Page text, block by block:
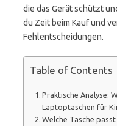
die das Gerät schützt
du Zeit beim Kauf und
Fehlentscheidungen.
Table of Contents
Praktische Analyse:
Laptoptaschen für
Welche Tasche